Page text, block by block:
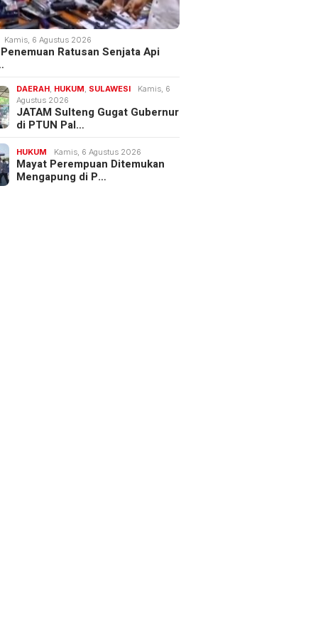
Kamis, 6 Agustus 2026
Ratusan Senjata Api
DAERAH, HUKUM, SULAWESI
Kamis, 6
Agustus 2026
JATAM Sulteng Gugat Gubernur
di PTUN Pal…
HUKUM Kamis, 6 Agustus 2026
Mayat Perempuan Ditemukan
Mengapung di P…